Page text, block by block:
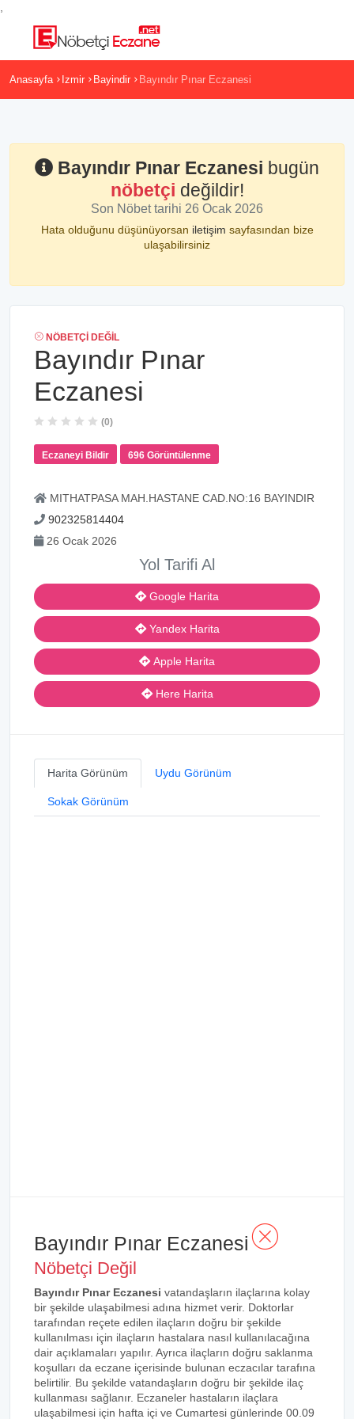
Anasayfa Izmir Bayindir Bayındır Pınar Eczanesi
Bayındır Pınar Eczanesi bugün
nöbetçi değildir!
Son Nöbet tarihi 26 Ocak 2026
Hata olduğunu düşünüyorsan iletişim sayfasından bize
ulaşabilirsiniz
NÖBETÇI DEĞIL
Bayındır Pınar
Eczanesi
(0)
Eczaneyi Bildir 696 Görüntülenme
MITHATPASA MAH.HASTANE CAD.NO:16 BAYINDIR
902325814404
26 Ocak 2026
Yol Tarifi Al
Google Harita
Yandex Harita
Apple Harita
Here Harita
Harita Görünüm Uydu Görünüm
Sokak Görünüm
Bayındır Pınar Eczanesi
Nöbetçi Değil
Bayındır Pınar Eczanesi vatandaşların ilaçlarına kolay
bir şekilde ulaşabilmesi adına hizmet verir. Doktorlar
tarafından reçete edilen ilaçların doğru bir şekilde
kullanılması için ilaçların hastalara nasıl kullanılacağına
dair açıklamaları yapılır. Ayrıca ilaçların doğru saklanma
koşulları da eczane içerisinde bulunan eczacılar tarafına
belirtilir. Bu şekilde vatandaşların doğru bir şekilde ilaç
kullanması sağlanır. Eczaneler hastaların ilaçlara
ulaşabilmesi için hafta içi ve Cumartesi günlerinde 00.09